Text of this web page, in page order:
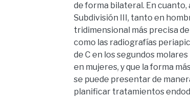
de forma bilateral. En
Subdivisión III, tanto en
tridimensional más precisa
como las radiografías
de C en los segundos
en mujeres, y que la forma
se puede presentar de
planificar tratamientos